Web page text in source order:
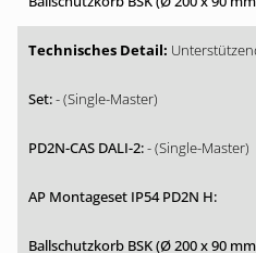
- (Single-Master)
- (Single-Master)